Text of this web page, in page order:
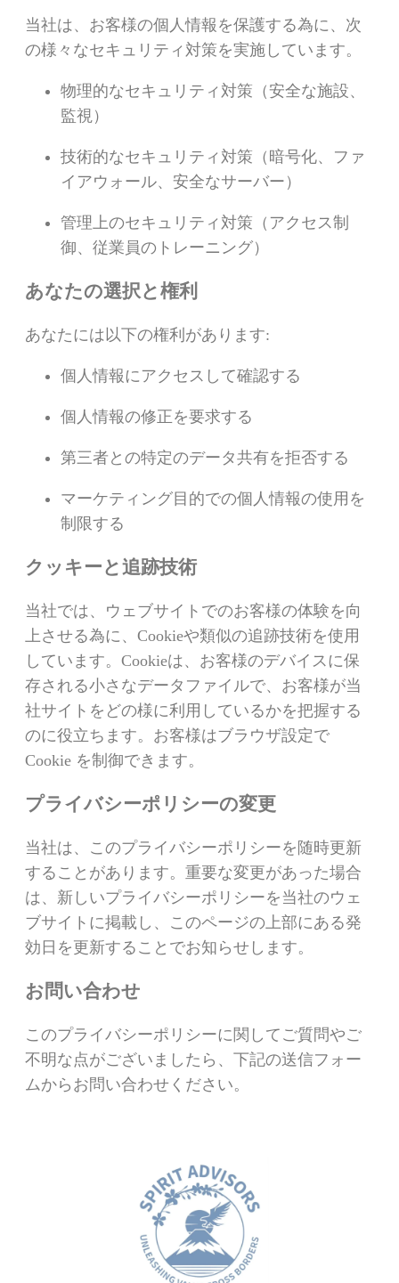
当社は、お客様の個人情報を保護する為に、次
の様々なセキュリティ対策を実施しています。
物理的なセキュリティ対策（安全な施設、
監視）
技術的なセキュリティ対策（暗号化、ファ
イアウォール、安全なサーバー）
管理上のセキュリティ対策（アクセス制
御、従業員のトレーニング）
あなたの選択と権利
あなたには以下の権利があります:
個人情報にアクセスして確認する
個人情報の修正を要求する
第三者との特定のデータ共有を拒否する
マーケティング目的での個人情報の使用を
制限する
クッキーと追跡技術
当社では、ウェブサイトでのお客様の体験を向
上させる為に、Cookieや類似の追跡技術を使用
しています。Cookieは、お客様のデバイスに保
存される小さなデータファイルで、お客様が当
社サイトをどの様に利用しているかを把握する
のに役立ちます。お客様はブラウザ設定で
Cookie を制御できます。
プライバシーポリシーの変更
当社は、このプライバシーポリシーを随時更新
することがあります。重要な変更があった場合
は、新しいプライバシーポリシーを当社のウェ
ブサイトに掲載し、このページの上部にある発
効日を更新することでお知らせします。
お問い合わせ
このプライバシーポリシーに関してご質問やご
不明な点がございましたら、下記の送信フォー
ムからお問い合わせください。